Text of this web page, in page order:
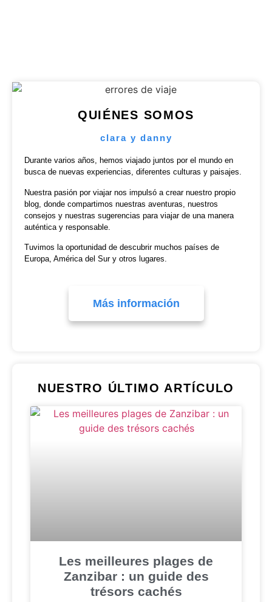
QUIÉNES SOMOS
clara y danny
Durante varios años, hemos viajado juntos por el mundo en
busca de nuevas experiencias, diferentes culturas y paisajes.
Nuestra pasión por viajar nos impulsó a crear nuestro propio
blog, donde compartimos nuestras aventuras, nuestros
consejos y nuestras sugerencias para viajar de una manera
auténtica y responsable.
Tuvimos la oportunidad de descubrir muchos países de
Europa, América del Sur y otros lugares.
Más información
NUESTRO ÚLTIMO ARTÍCULO
Les meilleures plages de
Zanzibar : un guide des
trésors cachés